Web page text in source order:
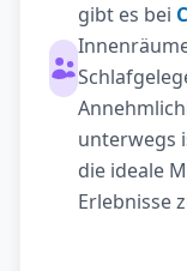
gibt es bei
unterwegs
die ideale
Erlebnisse